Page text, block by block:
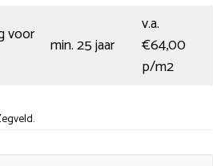
voor
min. 25 jaar
v.a.
€64,00
p/m2